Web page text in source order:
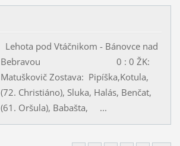
Lehota pod Vtáčnikom - Bánovce nad
Bebravou 0 : 0 ŽK:
Matuškovič Zostava: Pipíška,Kotula,
(72. Christiáno), Sluka, Halás, Benčat,
(61. Oršula), Babašta, ...